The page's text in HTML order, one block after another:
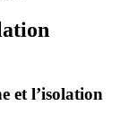
et l’isolation